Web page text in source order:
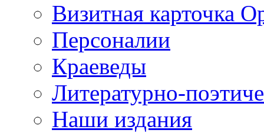
Визитная карточка
Персоналии
Краеведы
Литературно-
Наши издания